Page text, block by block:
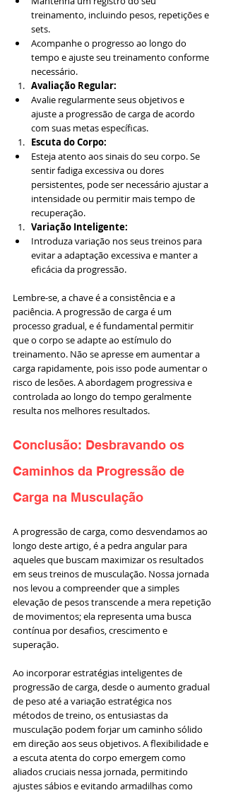
treinamento, incluindo pesos, repetições e
sets.
Acompanhe o progresso ao longo do
tempo e ajuste seu treinamento conforme
necessário.
Avaliação Regular:
Avalie regularmente seus objetivos e
ajuste a progressão de carga de acordo
com suas metas específicas.
Escuta do Corpo:
Esteja atento aos sinais do seu corpo. Se
sentir fadiga excessiva ou dores
persistentes, pode ser necessário ajustar a
intensidade ou permitir mais tempo de
recuperação.
Variação Inteligente:
Introduza variação nos seus treinos para
evitar a adaptação excessiva e manter a
eficácia da progressão.
Lembre-se, a chave é a consistência e a
paciência. A progressão de carga é um
processo gradual, e é fundamental permitir
que o corpo se adapte ao estímulo do
treinamento. Não se apresse em aumentar a
carga rapidamente, pois isso pode aumentar o
risco de lesões. A abordagem progressiva e
controlada ao longo do tempo geralmente
resulta nos melhores resultados.
Conclusão: Desbravando os
Caminhos da Progressão de
Carga na Musculação
A progressão de carga, como desvendamos ao
longo deste artigo, é a pedra angular para
aqueles que buscam maximizar os resultados
em seus treinos de musculação. Nossa jornada
nos levou a compreender que a simples
elevação de pesos transcende a mera repetição
de movimentos; ela representa uma busca
contínua por desafios, crescimento e
superação.
Ao incorporar estratégias inteligentes de
progressão de carga, desde o aumento gradual
de peso até a variação estratégica nos
métodos de treino, os entusiastas da
musculação podem forjar um caminho sólido
em direção aos seus objetivos. A flexibilidade e
a escuta atenta do corpo emergem como
aliados cruciais nessa jornada, permitindo
ajustes sábios e evitando armadilhas como